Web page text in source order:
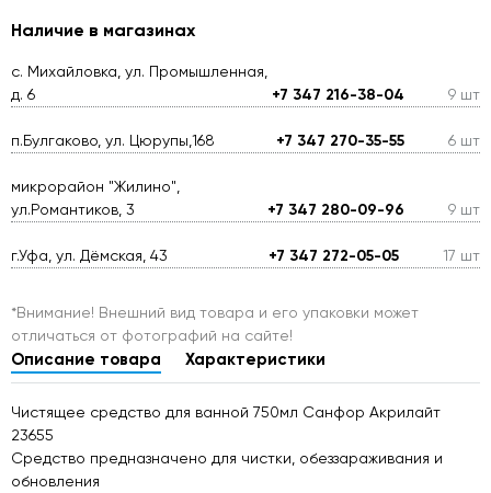
Наличие в магазинах
с. Михайловка, ул. Промышленная,
д. 6
+7 347 216-38-04 9 шт
п.Булгаково, ул. Цюрупы,168 +7 347 270-35-55 6 шт
микрорайон "Жилино",
ул.Романтиков, 3
+7 347 280-09-96 9 шт
г.Уфа, ул. Дёмская, 43 +7 347 272-05-05 17 шт
*Внимание! Внешний вид товара и его упаковки может
отличаться от фотографий на сайте!
Описание товара Характеристики
Чистящее средство для ванной 750мл Санфор Акрилайт
23655
Средство предназначено для чистки, обеззараживания и
обновления